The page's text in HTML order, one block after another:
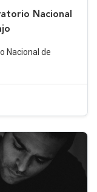
Nacional
Nacional de